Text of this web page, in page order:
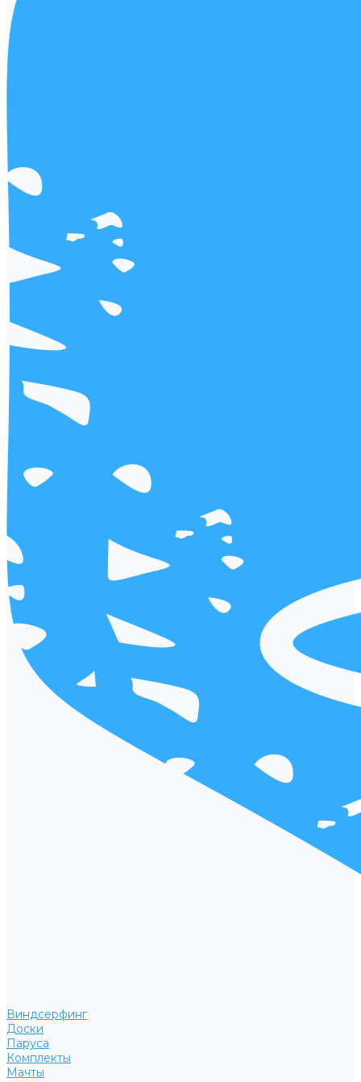
Виндсерфинг
Доски
Паруса
Комплекты
Мачты